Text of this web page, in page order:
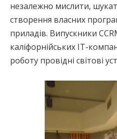
незалежно мислити,
створення власних
приладів. Випускники
каліфорнійських IT-
роботу провідні світові